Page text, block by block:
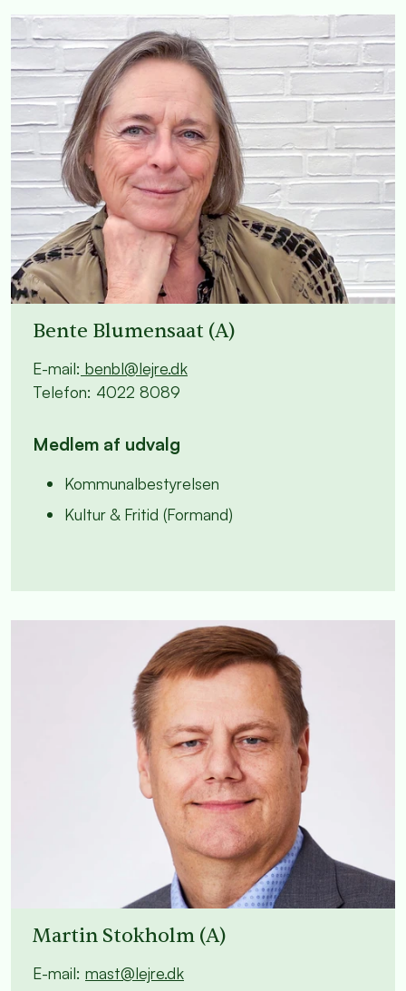
Bente Blumensaat (A)
E-mail: benbl@lejre.dk
Telefon: 4022 8089
Medlem af udvalg
Kommunalbestyrelsen
Kultur & Fritid (Formand)
Martin Stokholm (A)
E-mail: mast@lejre.dk